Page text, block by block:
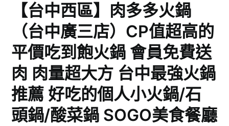
【台中西區】肉多多火鍋
（台中廣三店）CP值超高的
平價吃到飽火鍋 會員免費送
肉 肉量超大方 台中最強火鍋
推薦 好吃的個人小火鍋/石
頭鍋/酸菜鍋 SOGO美食餐廳